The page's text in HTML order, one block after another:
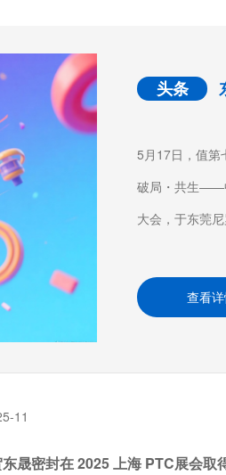
头条
5月17日，值第
破局・共生——
大会，于东莞
查看
11